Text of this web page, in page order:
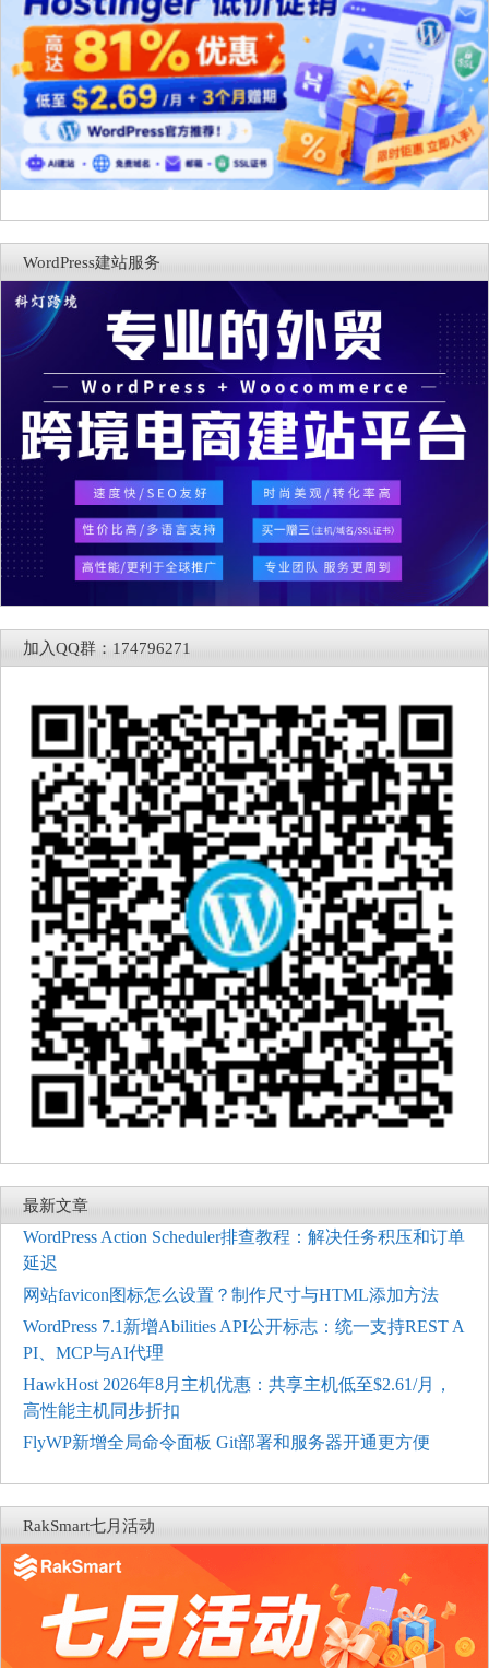
WordPress建站服务
加入QQ群：174796271
最新文章
WordPress Action Scheduler排查教程：解决任务积压和订单
延迟
网站favicon图标怎么设置？制作尺寸与HTML添加方法
WordPress 7.1新增Abilities API公开标志：统一支持REST A
PI、MCP与AI代理
HawkHost 2026年8月主机优惠：共享主机低至$2.61/月，
高性能主机同步折扣
FlyWP新增全局命令面板 Git部署和服务器开通更方便
RakSmart七月活动